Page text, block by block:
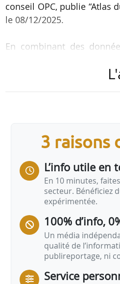
conseil OPC, publie “Atlas
le 08/12/2025.
En combinant des
interrégionale. « L’enjeu
L’Atlas est préfacé par
3 raisons
L’info utile en
En 10 minutes,
secteur. Bénéficiez
expérimentée.
100% d’info,
Un média
qualité de
publireportage, ni
Service